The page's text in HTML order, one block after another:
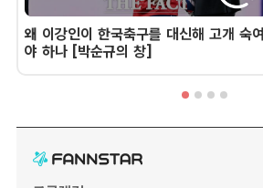
왜 이강인이 한국축구를 대신해 고개 숙여
야 하나 [박순규의 창]